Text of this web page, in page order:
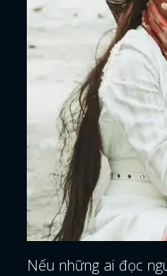
Nếu những ai đọc